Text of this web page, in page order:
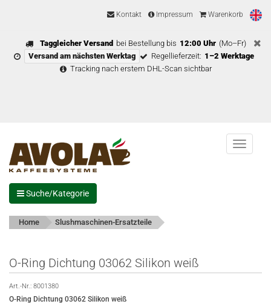
Kontakt Impressum Warenkorb
Taggleicher Versand bei Bestellung bis 12:00 Uhr (Mo–Fr)
Versand am nächsten Werktag
Regellieferzeit: 1–2 Werktage
Tracking nach erstem DHL-Scan sichtbar
Menu
Suche/Kategorie
Home Slushmaschinen-Ersatzteile
O-Ring Dichtung 03062 Silikon weiß
Art.-Nr.: 8001380
O-Ring Dichtung 03062 Silikon weiß